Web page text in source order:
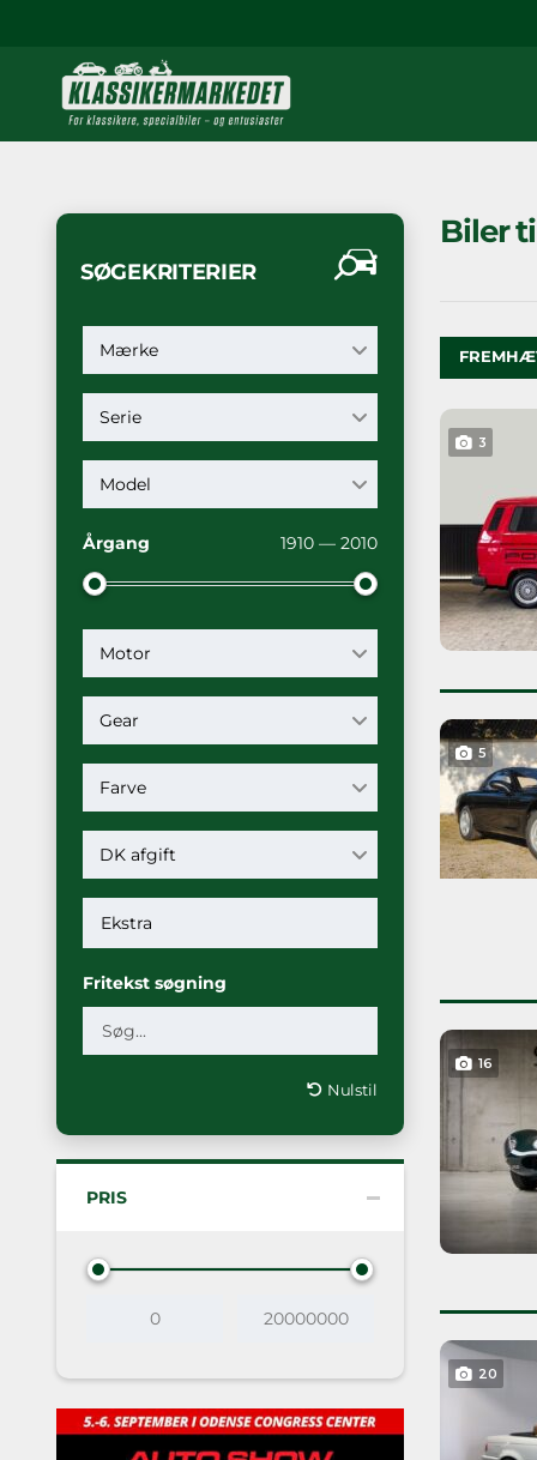
SØGEKRITERIER
Mærke
Serie
Model
Årgang 1910 — 2010
Motor
Gear
Farve
DK afgift
Fritekst søgning
Nulstil
PRIS
Biler
3
5
16
20